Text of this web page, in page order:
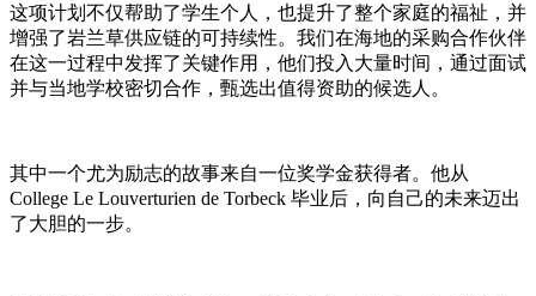
这项计划不仅帮助了学生个人，也提升了整个家庭的福祉，并
增强了岩兰草供应链的可持续性。我们在海地的采购合作伙伴
在这一过程中发挥了关键作用，他们投入大量时间，通过面试
并与当地学校密切合作，甄选出值得资助的候选人。
其中一个尤为励志的故事来自一位奖学金获得者。他从
College Le Louverturien de Torbeck 毕业后，向自己的未来迈出
了大胆的一步。